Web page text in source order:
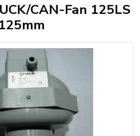
CAN-Fan 125LS